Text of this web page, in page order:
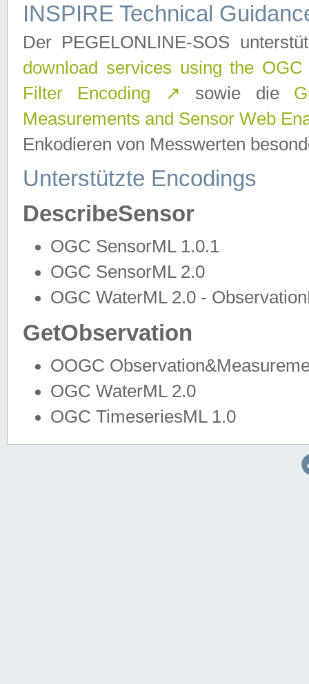
INSPIRE Technical
Der PEGELONLINE-SOS
download services using the
Filter Encoding
↗ sowie die
Measurements and Sensor Web
Enkodieren von Messwerten
Unterstützte Encodings
DescribeSensor
OGC SensorML 1.0.1
OGC SensorML 2.0
OGC WaterML 2.0 -
GetObservation
OOGC
OGC WaterML 2.0
OGC TimeseriesML 1.0